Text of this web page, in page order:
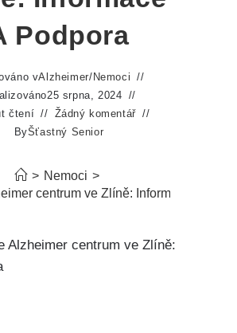
Podpora
vAlzheimer/ Nemoci
25 srpna, 2024
čtení
Žádný komentář
ByŠťastný Senior
> Nemoci >
centrum ve Zlíně: Informace a